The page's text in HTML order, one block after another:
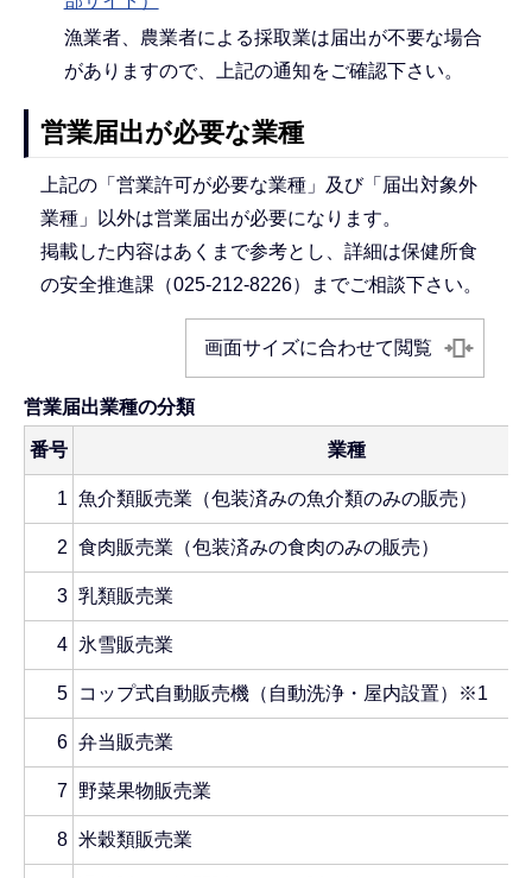
漁業者、農業者による採取業は届出が不要な場合
がありますので、上記の通知をご確認下さい。
営業届出が必要な業種
上記の「営業許可が必要な業種」及び「届出対象外
業種」以外は営業届出が必要になります。
掲載した内容はあくまで参考とし、詳細は保健所食
の安全推進課（025-212-8226）までご相談下さい。
画面サイズに合わせて閲覧
営業届出業種の分類
番号 業種
1 魚介類販売業（包装済みの魚介類のみの販売）
2 食肉販売業（包装済みの食肉のみの販売）
3 乳類販売業
4 氷雪販売業
5 コップ式自動販売機（自動洗浄・屋内設置）※1
6 弁当販売業
7 野菜果物販売業
8 米穀類販売業